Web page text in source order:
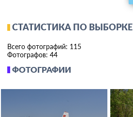
ФОТОГРАФИИ
СТАТИСТИКА ПО ВЫБОРКЕ
Всего фотографий: 115
Фотографов: 44